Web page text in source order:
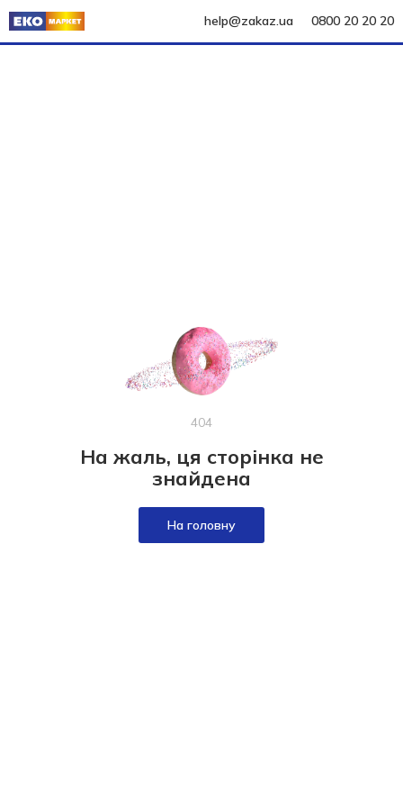
help@zakaz.ua 0800 20 20 20
404
На жаль, ця сторінка не
знайдена
На головну